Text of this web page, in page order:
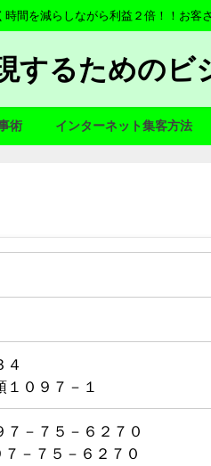
間を減らしながら利益２倍！！お客
するためのビ
術 インターネット集客方法
４
０９７－１
７－７５－６２７０
－７５－６２７０